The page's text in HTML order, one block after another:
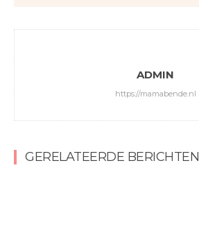
ADMIN
https://mamabende.nl
GERELATEERDE BERICHTEN